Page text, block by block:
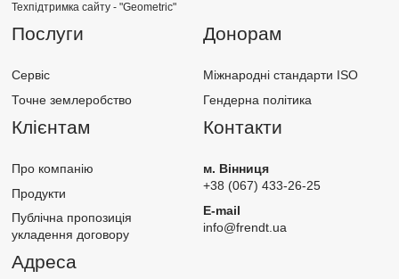
Техпідтримка сайту -"Geometric"
Послуги
Сервіс
Точне землеробство
Донорам
Міжнародні стандарти ISO
Гендерна політика
Клієнтам
Про компанію
Продукти
Публічна пропозиція
укладення договору
Контакти
м. Вінниця
+38 (067) 433-26-25
E-mail
info@frendt.ua
Адреса